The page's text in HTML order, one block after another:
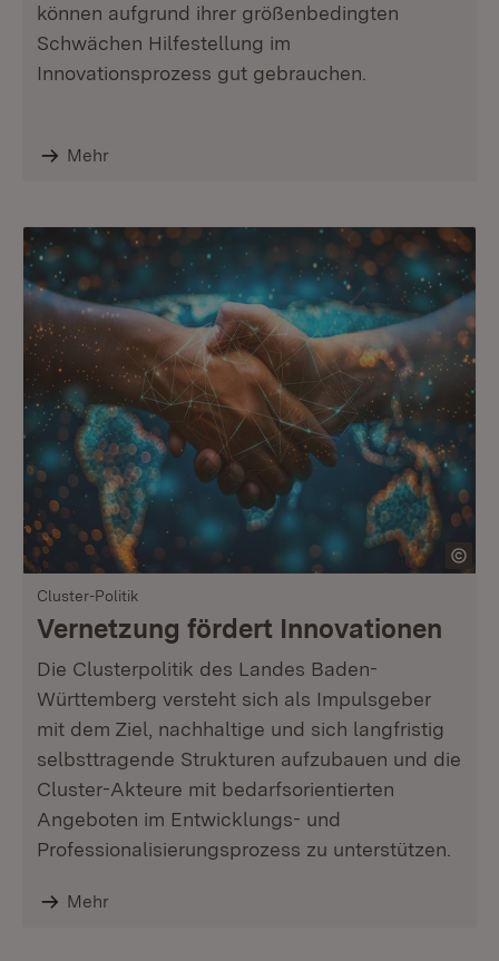
können aufgrund ihrer größenbedingten
Schwächen Hilfestellung im
Innovationsprozess gut gebrauchen.
Mehr
Cluster-Politik
Vernetzung fördert Innovationen
Die Clusterpolitik des Landes Baden-
Württemberg versteht sich als Impulsgeber
mit dem Ziel, nachhaltige und sich langfristig
selbsttragende Strukturen aufzubauen und die
Cluster-Akteure mit bedarfsorientierten
Angeboten im Entwicklungs- und
Professionalisierungsprozess zu unterstützen.
Mehr